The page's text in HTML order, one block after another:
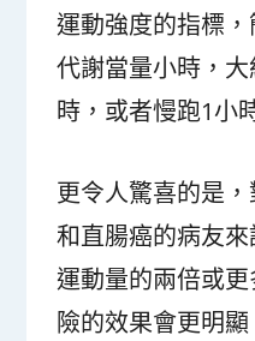
運動強度的指標
代謝當量小時，
時，或者慢跑1小
更令人驚喜的是
和直腸癌的病友
運動量的兩倍或
險的效果會更明